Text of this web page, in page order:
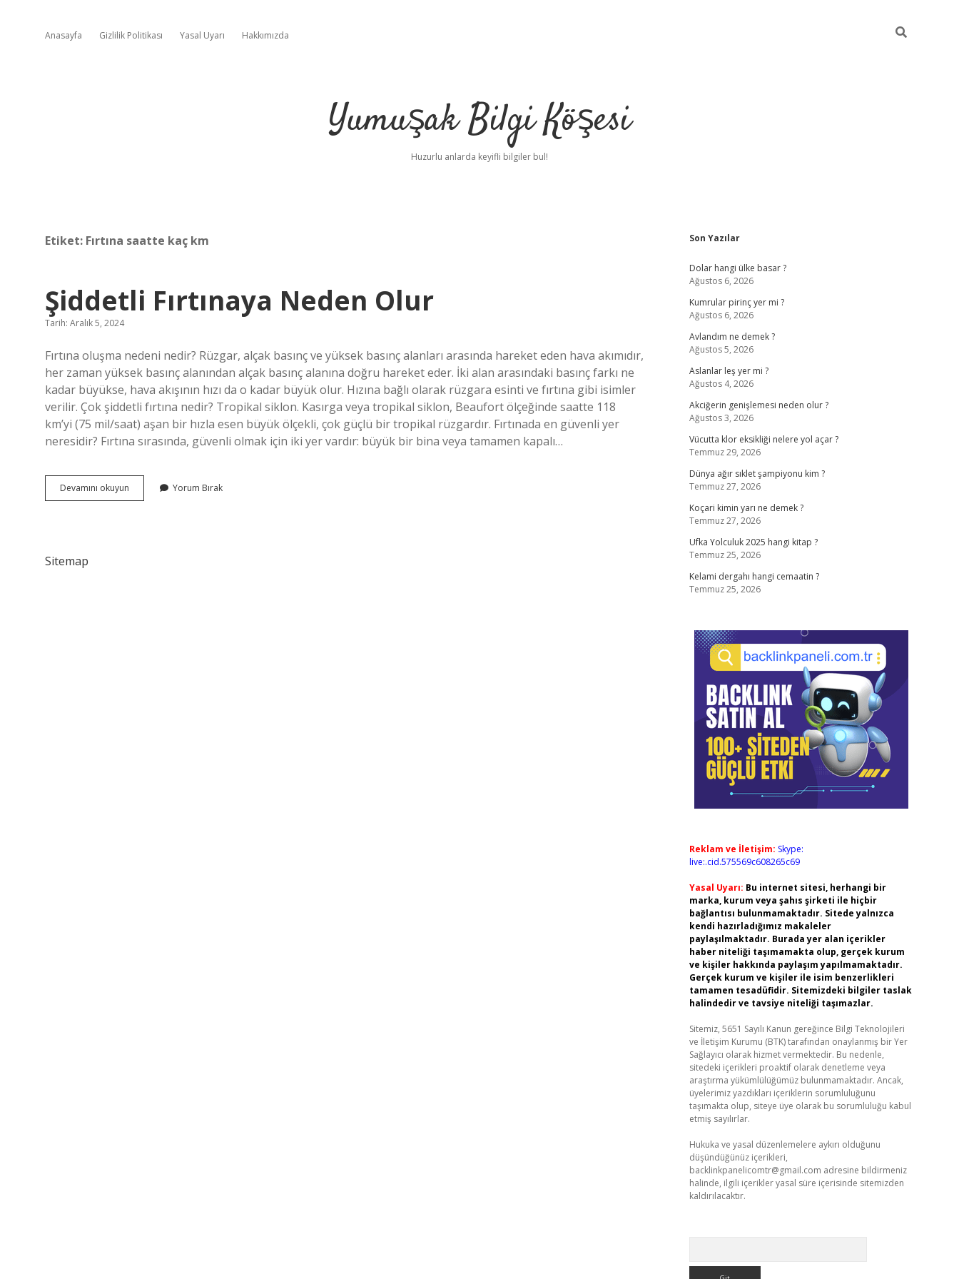
Anasayfa Gizlilik Politikası Yasal Uyarı Hakkımızda
Yumuşak Bilgi Köşesi
Huzurlu anlarda keyifli bilgiler bul!
Etiket: Fırtına saatte kaç km
Şiddetli Fırtınaya Neden Olur
Tarih: Aralık 5, 2024
Fırtına oluşma nedeni nedir? Rüzgar, alçak basınç ve yüksek basınç alanları arasında hareket eden hava akımıdır,
her zaman yüksek basınç alanından alçak basınç alanına doğru hareket eder. İki alan arasındaki basınç farkı ne
kadar büyükse, hava akışının hızı da o kadar büyük olur. Hızına bağlı olarak rüzgara esinti ve fırtına gibi isimler
verilir. Çok şiddetli fırtına nedir? Tropikal siklon. Kasırga veya tropikal siklon, Beaufort ölçeğinde saatte 118
km’yi (75 mil/saat) aşan bir hızla esen büyük ölçekli, çok güçlü bir tropikal rüzgardır. Fırtınada en güvenli yer
neresidir? Fırtına sırasında, güvenli olmak için iki yer vardır: büyük bir bina veya tamamen kapalı…
Devamını okuyun
Fırtınaya
Yorum Bırak
Sitemap
Sidebar
Son Yazılar
Dolar hangi ülke basar ?
Ağustos 6, 2026
Kumrular pirinç yer mi ?
Ağustos 6, 2026
Avlandım ne demek ?
Ağustos 5, 2026
Aslanlar leş yer mi ?
Ağustos 4, 2026
Akciğerin genişlemesi neden olur ?
Ağustos 3, 2026
Vücutta klor eksikliği nelere yol açar ?
Temmuz 29, 2026
Dünya ağır sıklet şampiyonu kim ?
Temmuz 27, 2026
Koçari kimin yarı ne demek ?
Temmuz 27, 2026
Ufka Yolculuk 2025 hangi kitap ?
Temmuz 25, 2026
Kelami dergahı hangi cemaatin ?
Temmuz 25, 2026
Reklam ve İletişim: Skype:
live:.cid.575569c608265c69
Yasal Uyarı: Bu internet sitesi, herhangi bir
marka, kurum veya şahıs şirketi ile hiçbir
bağlantısı bulunmamaktadır. Sitede yalnızca
kendi hazırladığımız makaleler
paylaşılmaktadır. Burada yer alan içerikler
haber niteliği taşımamakta olup, gerçek kurum
ve kişiler hakkında paylaşım yapılmamaktadır.
Gerçek kurum ve kişiler ile isim benzerlikleri
tamamen tesadüfidir. Sitemizdeki bilgiler taslak
halindedir ve tavsiye niteliği taşımazlar.
Sitemiz, 5651 Sayılı Kanun gereğince Bilgi Teknolojileri
ve İletişim Kurumu (BTK) tarafından onaylanmış bir Yer
Sağlayıcı olarak hizmet vermektedir. Bu nedenle,
sitedeki içerikleri proaktif olarak denetleme veya
araştırma yükümlülüğümüz bulunmamaktadır. Ancak,
üyelerimiz yazdıkları içeriklerin sorumluluğunu
taşımakta olup, siteye üye olarak bu sorumluluğu kabul
etmiş sayılırlar.
Hukuka ve yasal düzenlemelere aykırı olduğunu
düşündüğünüz içerikleri,
backlinkpanelicomtr@gmail.com adresine bildirmeniz
halinde, ilgili içerikler yasal süre içerisinde sitemizden
kaldırılacaktır.